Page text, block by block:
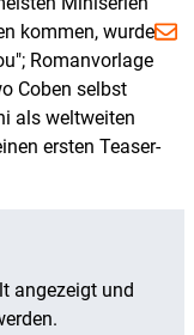
kommen, wurde
Romanvorlage
Coben selbst
als weltweiten
ersten Teaser-